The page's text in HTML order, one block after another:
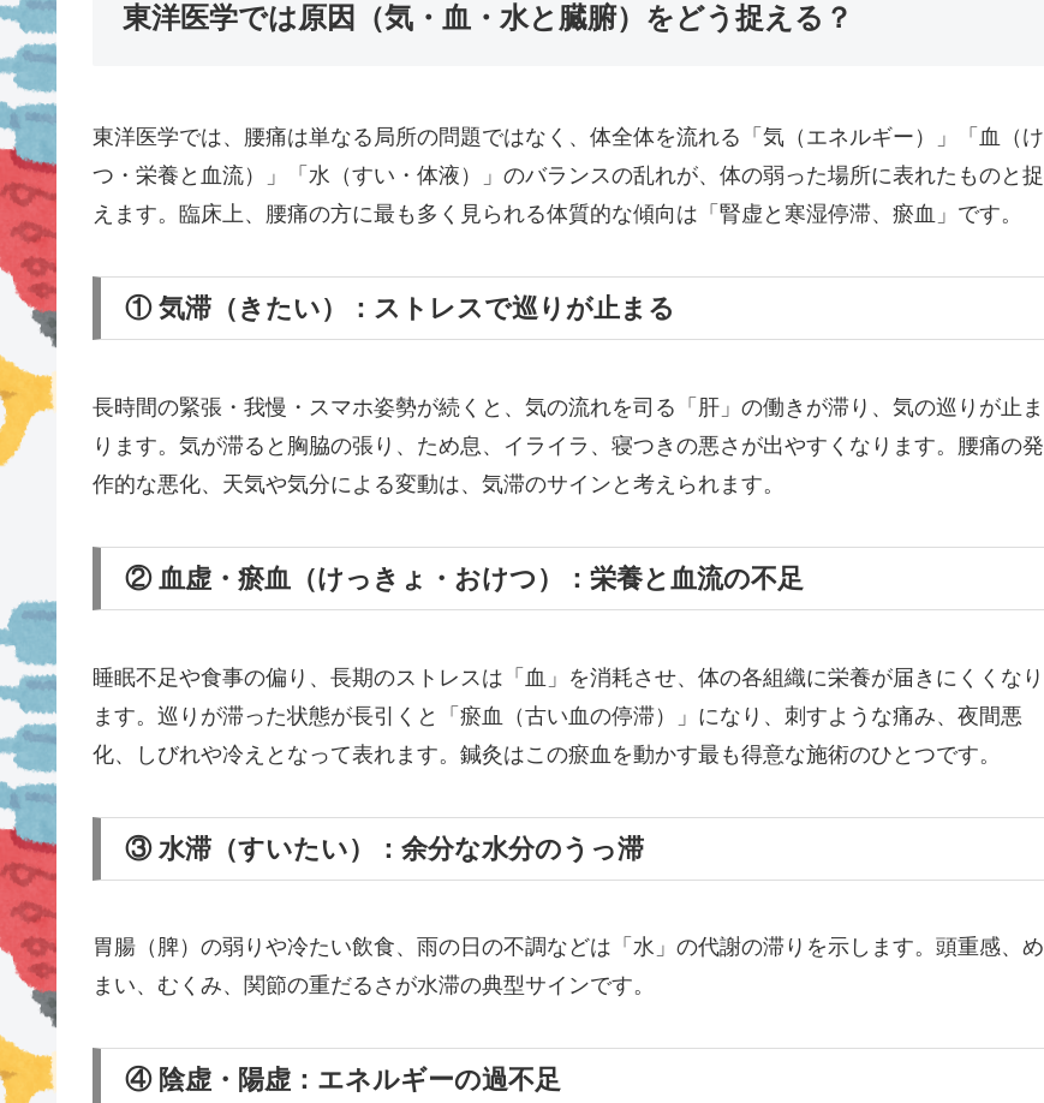
東洋医学では原因（気・血・水と臓腑）をどう捉える？
東洋医学では、腰痛は単なる局所の問題ではなく、体全体を流れる「気（エネルギー）」「血（け
つ・栄養と血流）」「水（すい・体液）」のバランスの乱れが、体の弱った場所に表れたものと捉
えます。臨床上、腰痛の方に最も多く見られる体質的な傾向は「腎虚と寒湿停滞、瘀血」です。
① 気滞（きたい）：ストレスで巡りが止まる
長時間の緊張・我慢・スマホ姿勢が続くと、気の流れを司る「肝」の働きが滞り、気の巡りが止ま
ります。気が滞ると胸脇の張り、ため息、イライラ、寝つきの悪さが出やすくなります。腰痛の発
作的な悪化、天気や気分による変動は、気滞のサインと考えられます。
② 血虚・瘀血（けっきょ・おけつ）：栄養と血流の不足
睡眠不足や食事の偏り、長期のストレスは「血」を消耗させ、体の各組織に栄養が届きにくくなり
ます。巡りが滞った状態が長引くと「瘀血（古い血の停滞）」になり、刺すような痛み、夜間悪
化、しびれや冷えとなって表れます。鍼灸はこの瘀血を動かす最も得意な施術のひとつです。
③ 水滞（すいたい）：余分な水分のうっ滞
胃腸（脾）の弱りや冷たい飲食、雨の日の不調などは「水」の代謝の滞りを示します。頭重感、め
まい、むくみ、関節の重だるさが水滞の典型サインです。
④ 陰虚・陽虚：エネルギーの過不足